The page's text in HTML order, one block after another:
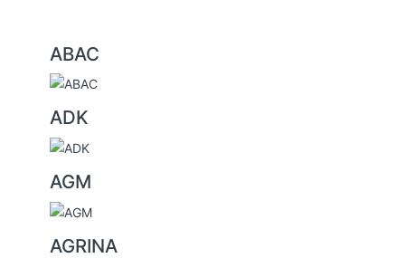
ABAC
ADK
AGM
AGRINA